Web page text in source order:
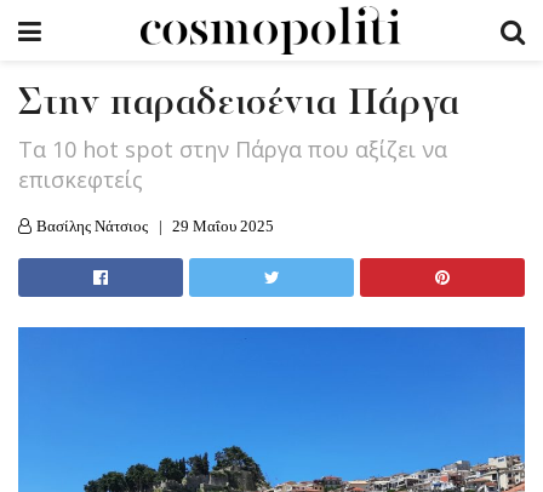
Στην παραδεισένια Πάργα
Tα 10 hot spot στην Πάργα που αξίζει να
επισκεφτείς
Βασίλης Νάτσιος 29 Μαΐου 2025